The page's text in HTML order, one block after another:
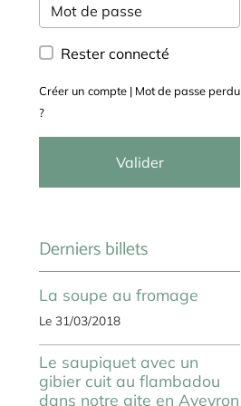
Rester connecté
Créer un compte | Mot de passe perdu
?
Valider
Derniers billets
La soupe au fromage
Le 31/03/2018
Le saupiquet avec un
gibier cuit au flambadou
dans notre gite en Aveyron